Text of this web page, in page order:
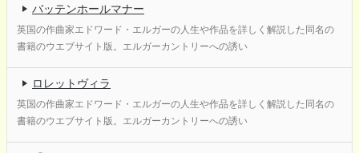
バッテンホールマナー
英国の作曲家エドワード・エルガーの人生や作品を詳しく解説した同名の
書籍のウエブサイト版。エルガーカントリーへの誘い
ロレットヴィラ
英国の作曲家エドワード・エルガーの人生や作品を詳しく解説した同名の
書籍のウエブサイト版。エルガーカントリーへの誘い